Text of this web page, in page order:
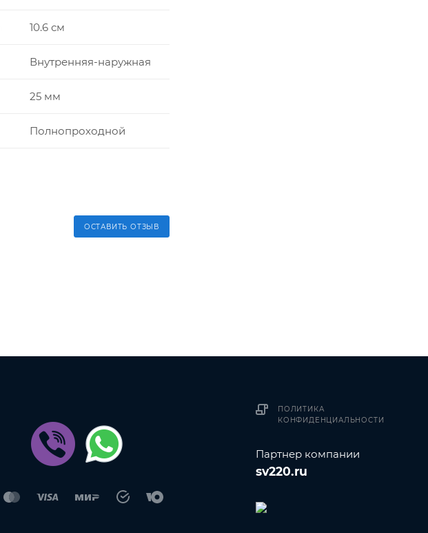
10.6 см
Внутренняя-наружная
25 мм
Полнопроходной
ОСТАВИТЬ ОТЗЫВ
ПОЛИТИКА
КОНФИДЕНЦИАЛЬНОСТИ
Партнер компании
sv220.ru